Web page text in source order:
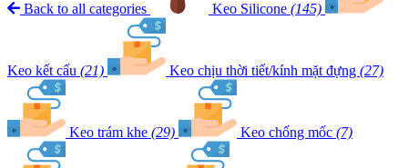
Back to all categories Keo Silicone (145)
Keo kết cấu (21) Keo chịu thời tiết/kính mặt đựng (27)
Keo trám khe (29) Keo chống mốc (7)